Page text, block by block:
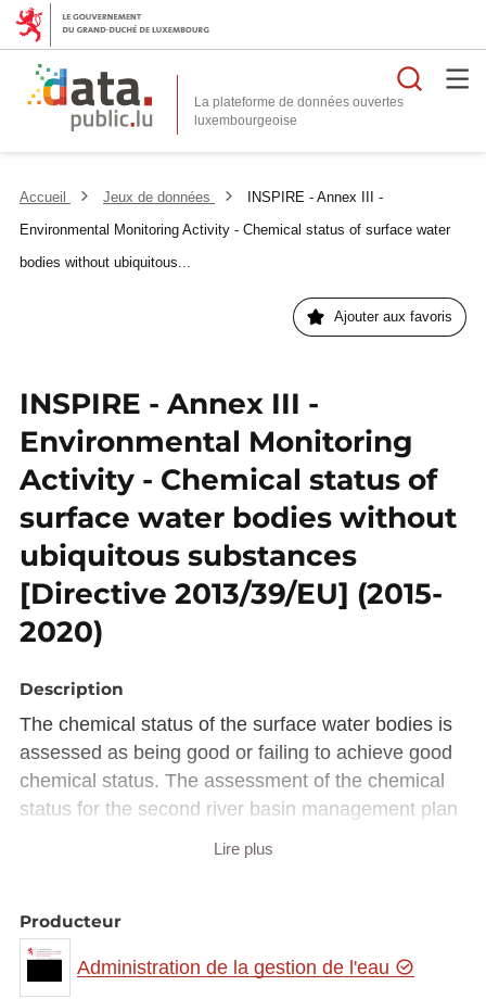
La plateforme de données ouvertes
Accueil Jeux de données
INSPIRE - Annex III -
Environmental Monitoring Activity - Chemical status of surface water
bodies without ubiquitous...
Ajouter aux favoris
INSPIRE - Annex III -
Environmental Monitoring
Activity - Chemical status of
surface water bodies without
ubiquitous substances
[Directive 2013/39/EU] (2015-
2020)
Description
The chemical status of the surface water bodies is
assessed as being good or failing to achieve good
chemical status. The assessment of the chemical
status for the second river basin management plan
is based on the list of substances of directive
2013/39/EC. The assessment without the ubiquist
substances permita to get a differentiated picture of
the actual situation.
Lire plus
Producteur
Administration de la gestion de l'eau